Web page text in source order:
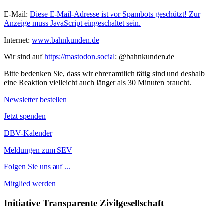
E-Mail: Diese E-Mail-Adresse ist vor Spambots geschützt! Zur
Anzeige muss JavaScript eingeschaltet sein.
Internet: www.bahnkunden.de
Wir sind aufhttps://mastodon.social: @bahnkunden.de
Bitte bedenken Sie, dass wir ehrenamtlich tätig sind und deshalb
eine Reaktion vielleicht auch länger als 30 Minuten braucht.
Newsletter bestellen
Jetzt spenden
DBV-Kalender
Meldungen zum SEV
Folgen Sie uns auf ...
Mitglied werden
Initiative Transparente Zivilgesellschaft